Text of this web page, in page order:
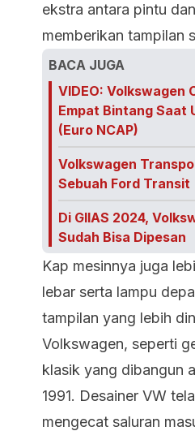
ekstra antara pintu
memberikan tampilan
BACA JUGA
VIDEO: Volkswagen
Empat Bintang Saat
(Euro NCAP)
Volkswagen
Sebuah Ford Transit
Di GIIAS 2024,
Sudah Bisa Dipesan
Kap mesinnya juga
lebar serta lampu
tampilan yang lebih
Volkswagen, seperti
klasik yang dibangun
1991. Desainer VW
mengecat saluran